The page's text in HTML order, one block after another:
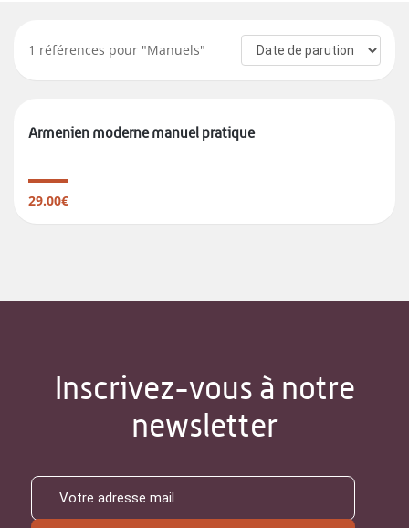
1 références pour "Manuels"
Armenien moderne manuel pratique
29.00€
Inscrivez-vous à notre
newsletter